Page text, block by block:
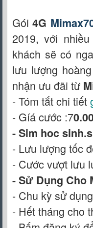
Gói4G
2019, với
khách sẽ có
lưu lượng
nhận ưu đãi từ
- Tóm tắt chi tiết
- Gíá cước :7
- Sim hoc
- Lưu lượng tốc
- Cước vượt lưu
-Sử Dụng Cho
- Chu kỳ sử
- Hết tháng cho